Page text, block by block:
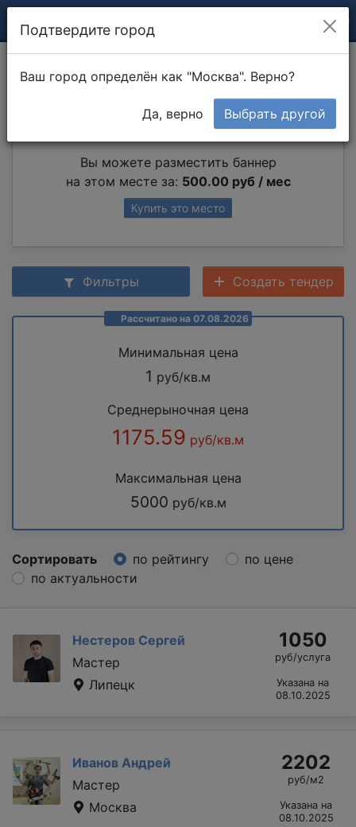
Покраска рамы
Вы можете разместить баннер
на этом месте за: 500.00 руб / мес
Купить это место
Фильтры Создать тендер
Рассчитано на 07.08.2026
Минимальная цена
1 руб/кв.м
Среднерыночная цена
1175.59 руб/кв.м
Максимальная цена
5000 руб/кв.м
Сортировать по рейтингу
по цене
по актуальности
Нестеров Сергей
Мастер
Липецк
1050
руб/услуга
Указана на
08.10.2025
Иванов Андрей
Мастер
Москва
2202
руб/м2
Указана на
08.10.2025
Подтвердите город
Ваш город определён как "Москва". Верно?
Да, верно Выбрать другой